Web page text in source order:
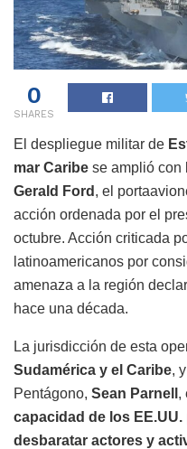
0
SHARES
El despliegue militar de
mar Caribe se amplió con
Gerald Ford , el
acción ordenada por el
octubre. Acción criticada
latinoamericanos por
amenaza a la región
hace una década.
La jurisdicción de esta
Sudamérica y el Caribe,
Pentágono, Sean Parnell ,
capacidad de los
desbaratar actores y